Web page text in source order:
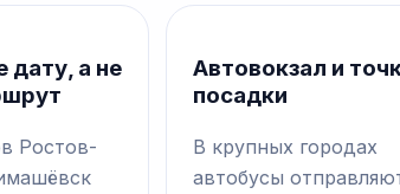
дату, а не
Ростов-
Автовокзал и
посадки
В крупных городах
автобусы